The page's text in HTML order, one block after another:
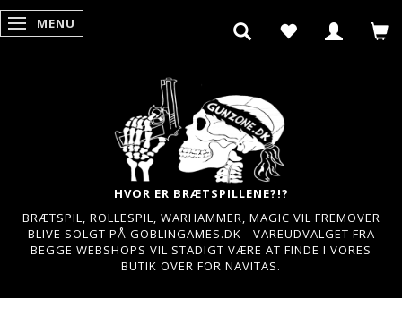
SKIFTE NAVIGATION
MENU
HVOR ER BRÆTSPILLENE?!?
BRÆTSPIL, ROLLESPIL, WARHAMMER, MAGIC VIL FREMOVER
BLIVE SOLGT PÅ GOBLINGAMES.DK - VAREUDVALGET FRA
BEGGE WEBSHOPS VIL STADIGT VÆRE AT FINDE I VORES
BUTIK OVER FOR NAVITAS.